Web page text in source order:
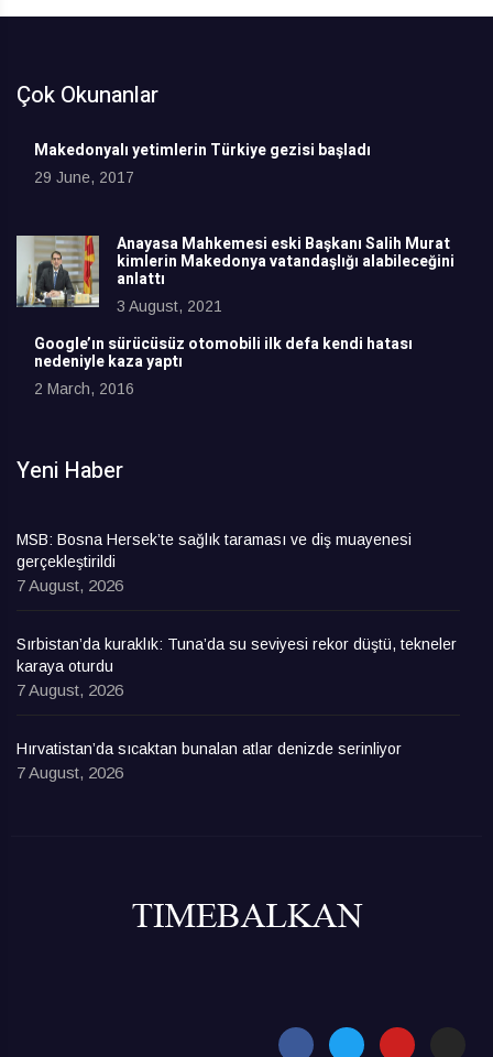
Çok Okunanlar
Makedonyalı yetimlerin Türkiye gezisi başladı
29 June, 2017
Anayasa Mahkemesi eski Başkanı Salih Murat
kimlerin Makedonya vatandaşlığı alabileceğini
anlattı
3 August, 2021
Google’ın sürücüsüz otomobili ilk defa kendi hatası
nedeniyle kaza yaptı
2 March, 2016
Yeni Haber
MSB: Bosna Hersek’te sağlık taraması ve diş muayenesi
gerçekleştirildi
7 August, 2026
Sırbistan’da kuraklık: Tuna’da su seviyesi rekor düştü, tekneler
karaya oturdu
7 August, 2026
Hırvatistan’da sıcaktan bunalan atlar denizde serinliyor
7 August, 2026